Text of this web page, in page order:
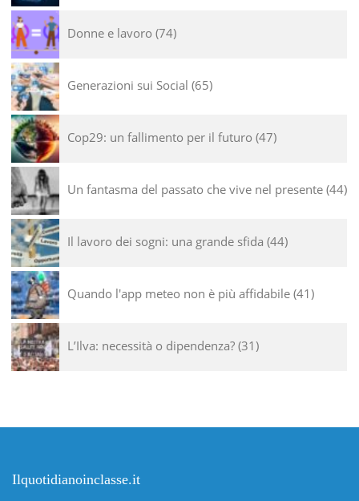
Donne e lavoro 74
Generazioni sui Social 65
Cop29: un fallimento per il futuro 47
Un fantasma del passato che vive nel presente 44
Il lavoro dei sogni: una grande sfida 44
Quando l'app meteo non è più affidabile 41
L’Ilva: necessità o dipendenza? 31
Ilquotidianoinclasse.it